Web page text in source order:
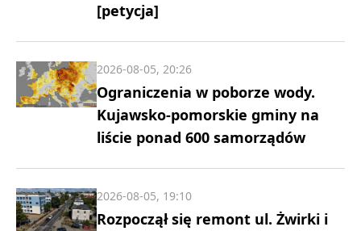
[petycja]
Ograniczenia w poborze wody.
Kujawsko-pomorskie gminy na
liście ponad 600 samorządów
2026-08-05, 20:26
Rozpoczął się remont ul. Żwirki i
2026-08-05, 19:10